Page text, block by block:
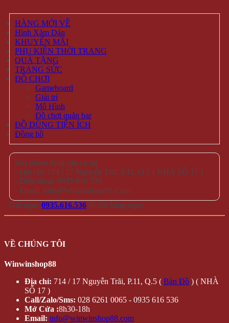
HÀNG MỚI VỀ
Hình Xăm Dán
KHUYẾN MÃI
PHỤ KIỆN THỜI TRANG
QUÀ TẶNG
TRANG SỨC
ĐỒ CHƠI
Gameboard
Giải trí
Mô Hình
Đồ chơi quán bar
ĐỒ DÙNG TIỆN ÍCH
Đồng hồ
Sản phẩm đang sẵn có tại
- Địa chỉ: 714 / 17 Nguyễn Trãi, P.11, Q.5 ( NHÀ SỐ 17 )
- Điện thoại: 0935 616 536
- Email: Info@Winwinshop88.Com
Gọi ngay 0935.616.536 để đặt hàng ngay.
VỀ CHÚNG TÔI
Winwinshop88
Địa chỉ: 714 / 17 Nguyễn Trãi, P.11, Q.5 ( Bản Đồ ) ( NHÀ
SỐ 17 )
Call/Zalo/Sms: 028 6261 0065 - 0935 616 536
Mở Cửa :8h30-18h
Email: info@winwinshop88.com